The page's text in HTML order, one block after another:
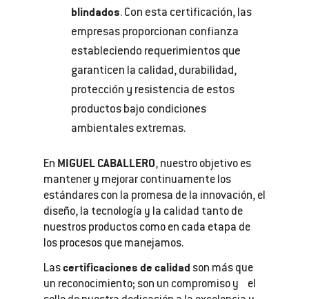
blindados. Con esta certificación, las
empresas proporcionan confianza
estableciendo requerimientos que
garanticen la calidad, durabilidad,
protección y resistencia de estos
productos bajo condiciones
ambientales extremas.
En MIGUEL CABALLERO, nuestro objetivo es
mantener y mejorar continuamente los
estándares con la promesa de la innovación, el
diseño, la tecnología y la calidad tanto de
nuestros productos como en cada etapa de
los procesos que manejamos.
Lascertificaciones de calidad son más que
un reconocimiento; son un compromiso y el